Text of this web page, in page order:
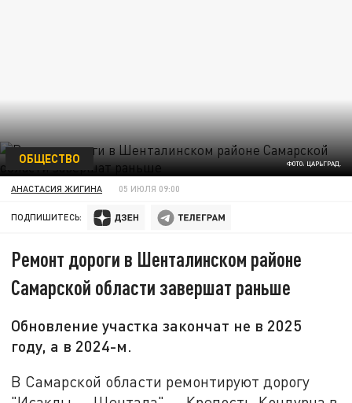
ФОТО: ЦАРЬГРАД.
ОБЩЕСТВО
АНАСТАСИЯ ЖИГИНА 05 ИЮЛЯ 09:00
ПОДПИШИТЕСЬ:
Ремонт дороги в Шенталинском районе
Самарской области завершат раньше
Обновление участка закончат не в 2025
году, а в 2024-м.
В Самарской области ремонтируют дорогу